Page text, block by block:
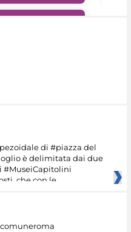
di #piazza del
è delimitata dai due
#MuseiCapitolini
che con le